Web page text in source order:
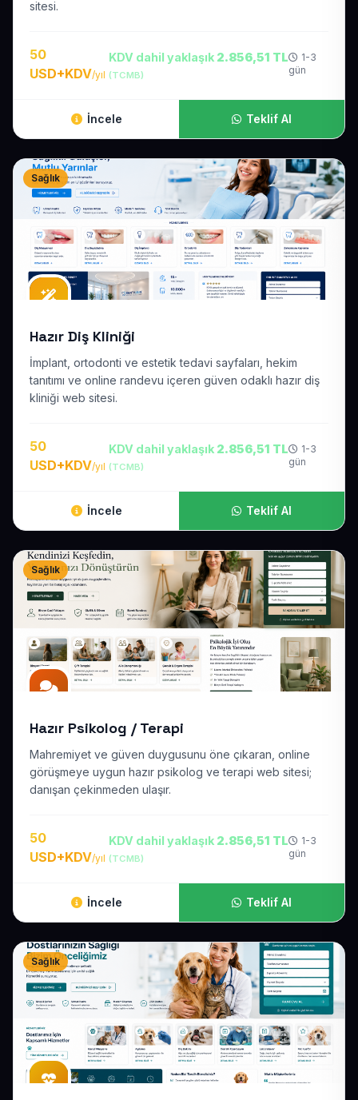
sitesi.
50
USD+KDV/yıl
KDV dahil yaklaşık 2.856,51 TL
(TCMB)
1-3
gün
İncele Teklif Al
Sağlık
Hazır Diş Kliniği
İmplant, ortodonti ve estetik tedavi sayfaları, hekim
tanıtımı ve online randevu içeren güven odaklı hazır diş
kliniği web sitesi.
50
USD+KDV/yıl
KDV dahil yaklaşık 2.856,51 TL
(TCMB)
1-3
gün
İncele Teklif Al
Sağlık
Hazır Psikolog / Terapi
Mahremiyet ve güven duygusunu öne çıkaran, online
görüşmeye uygun hazır psikolog ve terapi web sitesi;
danışan çekinmeden ulaşır.
50
USD+KDV/yıl
KDV dahil yaklaşık 2.856,51 TL
(TCMB)
1-3
gün
İncele Teklif Al
Sağlık